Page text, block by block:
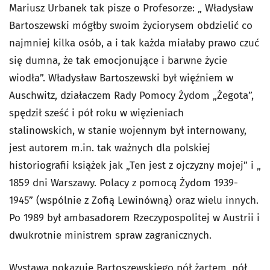
Mariusz Urbanek tak pisze o Profesorze: „ Władysław
Bartoszewski mógłby swoim życiorysem obdzielić co
najmniej kilka osób, a i tak każda miałaby prawo czuć
się dumna, że tak emocjonujące i barwne życie
wiodła”. Władysław Bartoszewski był więźniem w
Auschwitz, działaczem Rady Pomocy Żydom „Żegota”,
spędził sześć i pół roku w więzieniach
stalinowskich, w stanie wojennym był internowany,
jest autorem m.in. tak ważnych dla polskiej
historiografii książek jak „Ten jest z ojczyzny mojej” i „
1859 dni Warszawy. Polacy z pomocą Żydom 1939-
1945” (wspólnie z Zofią Lewinówną) oraz wielu innych.
Po 1989 był ambasadorem Rzeczypospolitej w Austrii i
dwukrotnie ministrem spraw zagranicznych.